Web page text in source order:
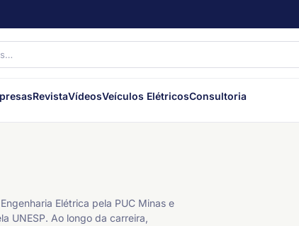
RevistaVídeosVeículos ElétricosConsultoria
Elétrica pela PUC Minas e
UNESP. Ao longo da carreira,